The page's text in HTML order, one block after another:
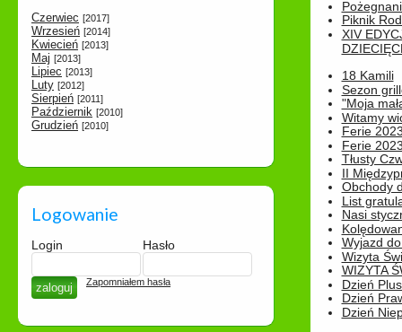
Czerwiec [2017]
Wrzesień [2014]
Kwiecień [2013]
Maj [2013]
Lipiec [2013]
Luty [2012]
Sierpień [2011]
Październik [2010]
Grudzień [2010]
Logowanie
Login Hasło
Zapomniałem hasła
Piknik
XIV
18 Kamili
Sezon
"Moja
Witamy
Ferie
Ferie
Tłusty
II
Obchody
List
Nasi
Wyjazd
Wizyta
WIZYTA
Dzień
Dzień
Dzień